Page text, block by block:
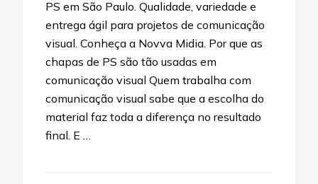
PS em São Paulo. Qualidade, variedade e
entrega ágil para projetos de comunicação
visual. Conheça a Novva Midia. Por que as
chapas de PS são tão usadas em
comunicação visual Quem trabalha com
comunicação visual sabe que a escolha do
material faz toda a diferença no resultado
final. E …